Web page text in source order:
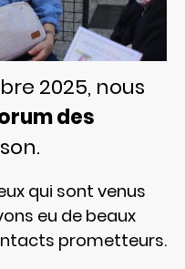
2025, nous
des
qui sont venus
eu de beaux
prometteurs.